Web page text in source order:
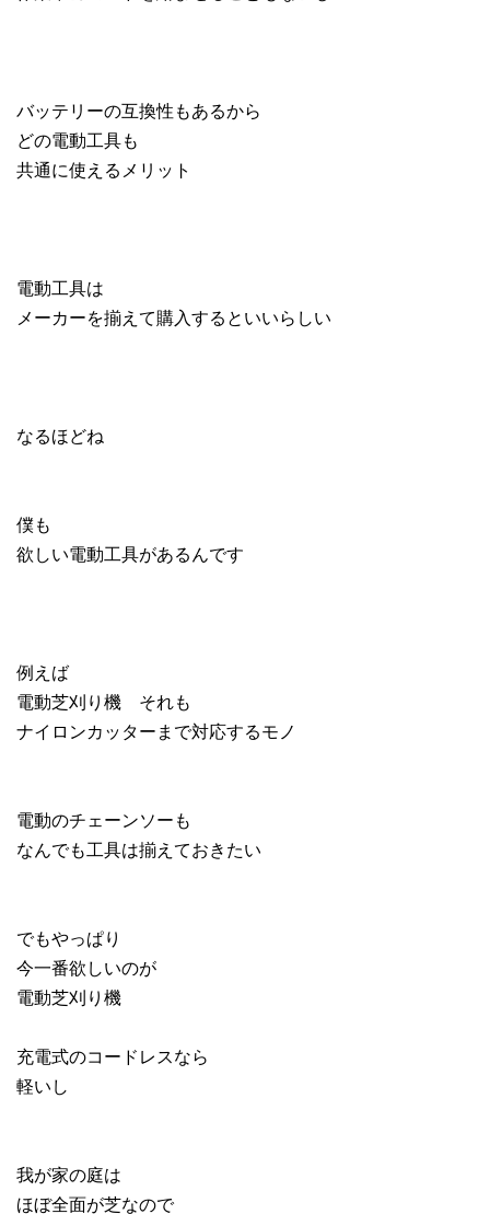
バッテリーの互換性もあるから
どの電動工具も
共通に使えるメリット
電動工具は
メーカーを揃えて購入するといいらしい
なるほどね
僕も
欲しい電動工具があるんです
例えば
電動芝刈り機 それも
ナイロンカッターまで対応するモノ
電動のチェーンソーも
なんでも工具は揃えておきたい
でもやっぱり
今一番欲しいのが
電動芝刈り機
充電式のコードレスなら
軽いし
我が家の庭は
ほぼ全面が芝なので